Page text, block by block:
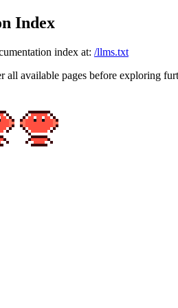
Index
index at: /llms.txt
all available pages before exploring